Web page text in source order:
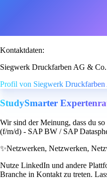
Kontaktdaten:
Siegwerk Druckfarben AG &
Profil von Siegwerk
StudySmarter
Wir sind der Meinung, dass du
(f/m/d) - SAP BW / SAP
✨Netzwerken, Netzwerken,
Nutze LinkedIn und andere
Branche in Kontakt zu treten.